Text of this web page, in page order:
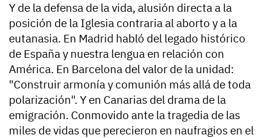
Y de la defensa de la vida, alusión directa a la
posición de la Iglesia contraria al aborto y a la
eutanasia. En Madrid habló del legado histórico
de España y nuestra lengua en relación con
América. En Barcelona del valor de la unidad:
"Construir armonía y comunión más allá de toda
polarización". Y en Canarias del drama de la
emigración. Conmovido ante la tragedia de las
miles de vidas que perecieron en naufragios en el